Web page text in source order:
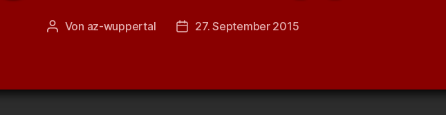
Beitragsautor
Von az-wuppertal Veröffentlichungsdatum
27. September 2015